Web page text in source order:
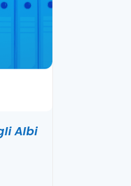
e
Albi